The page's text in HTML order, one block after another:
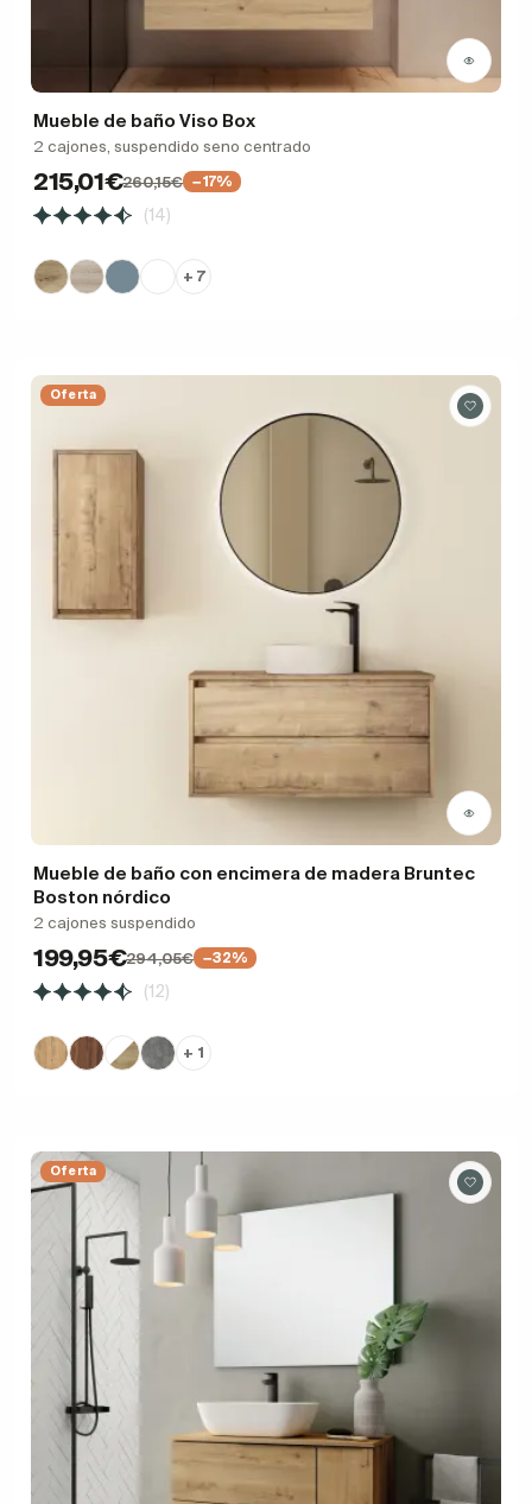
Mueble de baño Viso Box
2 cajones, suspendido seno centrado
215,01€260,15€ −17%
(14)
+ 7
Oferta
Mueble de baño con encimera de madera Bruntec
Boston nórdico
2 cajones suspendido
199,95€294,05€ −32%
(12)
+ 1
Oferta